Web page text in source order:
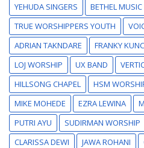
YEHUDA SINGERS
BETHEL MUSIC
TRUE WORSHIPPERS YOUTH
ADRIAN TAKNDARE
FRANKY
LOJ WORSHIP
UX BAND
HILLSONG CHAPEL
HSM
MIKE MOHEDE
EZRA LEWINA
PUTRI AYU
SUDIRMAN WORSHIP
CLARISSA DEWI
JAWA ROHANI